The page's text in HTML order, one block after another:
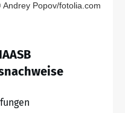
Andrey Popov/fotolia.com